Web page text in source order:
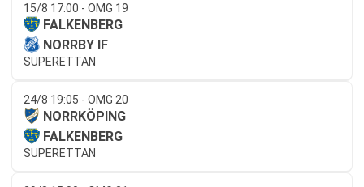
15/8 17:00 - OMG 19
FALKENBERG
NORRBY IF
SUPERETTAN
24/8 19:05 - OMG 20
NORRKÖPING
FALKENBERG
SUPERETTAN